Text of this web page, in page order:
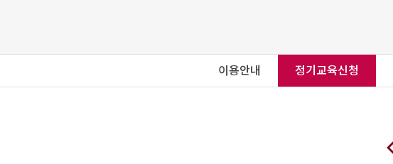
이용안내 정기교육신청